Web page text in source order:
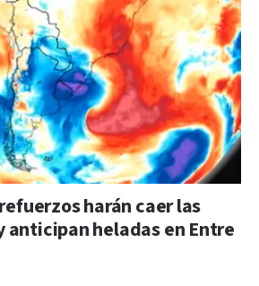
harán caer las
anticipan heladas en Entre